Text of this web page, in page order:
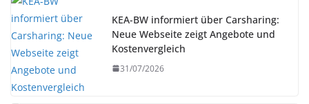
KEA-BW informiert über Carsharing:
Neue Webseite zeigt Angebote und
Kostenvergleich
31/07/2026